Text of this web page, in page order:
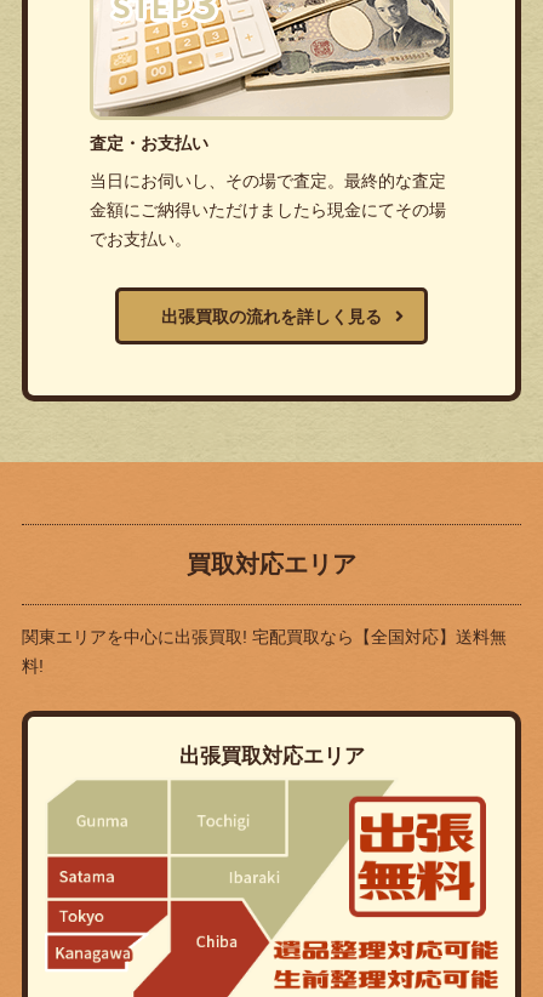
査定・お支払い
当日にお伺いし、その場で査定。最終的な査定
金額にご納得いただけましたら現金にてその場
でお支払い。
出張買取の流れを詳しく見る
買取対応エリア
関東エリアを中心に出張買取! 宅配買取なら
【全国対応】送料無
料!
出張買取対応エリア